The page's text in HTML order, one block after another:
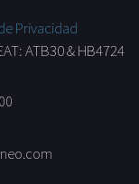
Privacidad
ATB30 & HB4724